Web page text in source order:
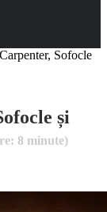
Sofocle
și
8 minute)